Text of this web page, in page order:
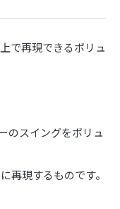
で再現できるボリュ
のスイングをボリュ
再現するものです。